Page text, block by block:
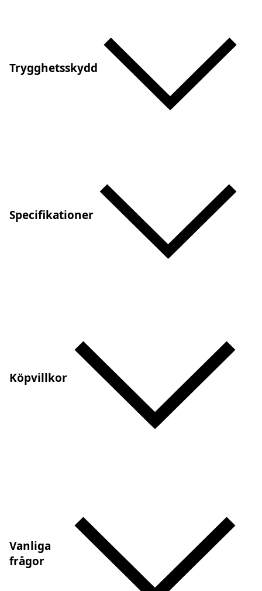
Trygghetsskydd
Specifikationer
Köpvillkor
Vanliga
frågor